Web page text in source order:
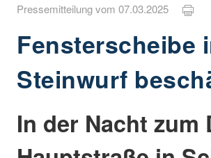
Pressemitteilung vom 07.03.2025
Fensterscheibe
Steinwurf
In der Nacht